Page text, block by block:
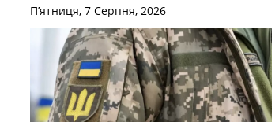
П’ятниця, 7 Серпня, 2026